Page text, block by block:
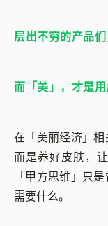
层出不穷的产品
而「美」，才是用
在「美丽经济」相
而是养好皮肤，
「甲方思维」只
需要什么。